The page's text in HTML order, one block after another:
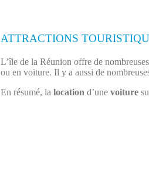
ATTRACTIONS
L’île de la Réunion offre de
ou en voiture. Il y a aussi de
En résumé, la location d’unevoiture